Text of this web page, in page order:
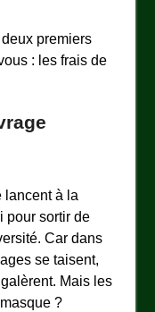
premiers
: les frais de
lancent à la
pour sortir de
Car dans
se taisent,
Mais les
?